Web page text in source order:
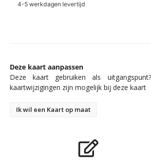
4-5 werkdagen levertijd
Deze kaart aanpassen
Deze kaart gebruiken als
kaartwijzigingen zijn mogelijk bij deze kaart
Ik wil een Kaart op maat